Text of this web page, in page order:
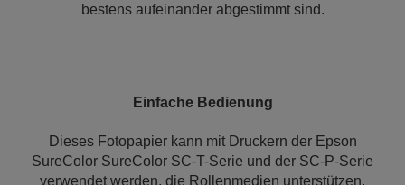
bestens aufeinander abgestimmt sind.
Einfache Bedienung
Dieses Fotopapier kann mit Druckern der Epson
SureColor SureColor SC-T-Serie und der SC-P-Serie
verwendet werden, die Rollenmedien unterstützen.